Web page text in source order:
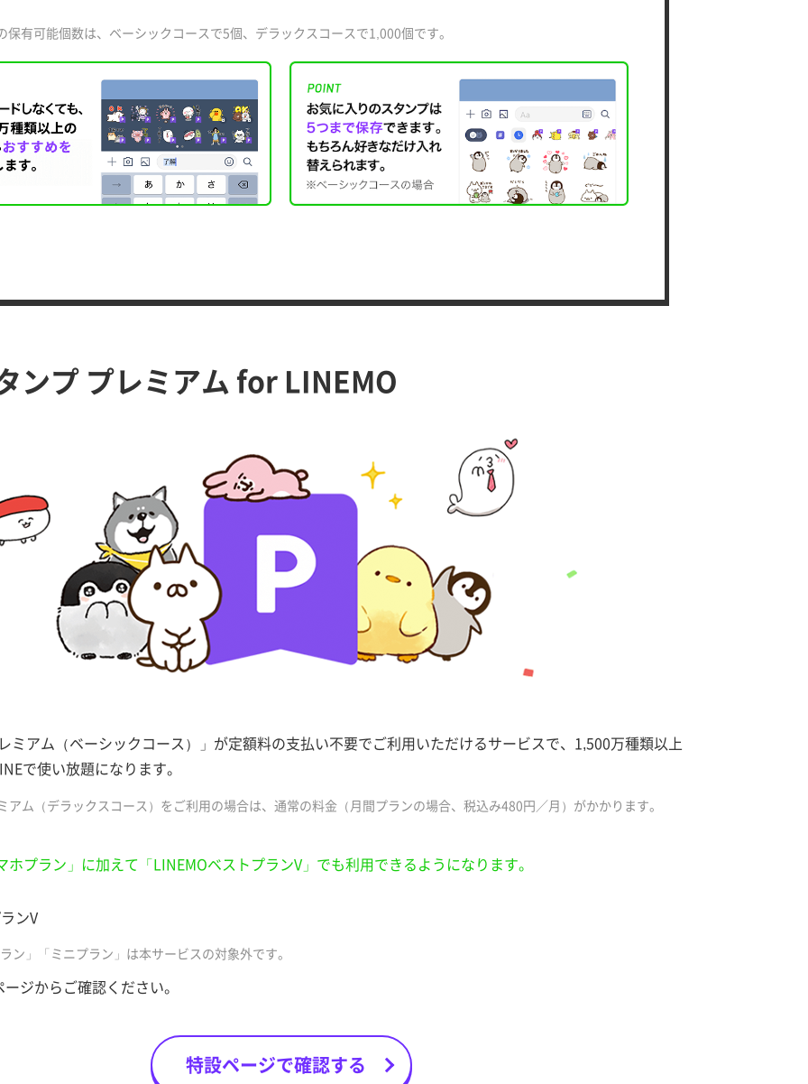
有可能個数は、ベーシックコースで5個、デラックスコースで1,000個です。
ンプ プレミアム for LINEMO
ミアム（ベーシックコース）」が定額料の支払い不要でご利用いただけるサービスで、1,500万種類以上
で使い放題になります。
ム（デラックスコース）をご利用の場合は、通常の料金（月間プランの場合、税込み480円／月）がかかります。
プラン」に加えて「LINEMOベストプランV」でも利用できるようになります。
ンV
ン」「ミニプラン」は本サービスの対象外です。
ジからご確認ください。
特設ページで確認する